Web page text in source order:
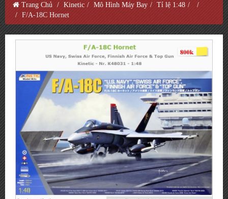
Trang Chủ Kinetic Mô Hình Máy Bay
Tỉ lệ 1:48
F/A-18C Hornet